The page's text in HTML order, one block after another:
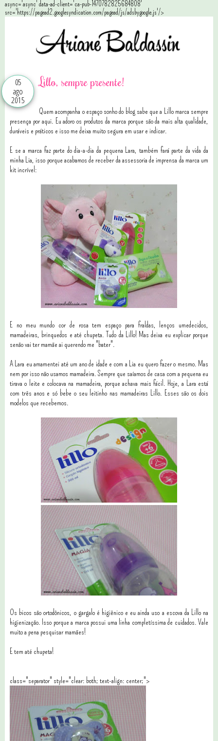
async='async' data-ad-client='ca-pub-1470782825684808'
src='https://pagead2.googlesyndication.com/pagead/js/adsbygoogle.js'/>
05
ago
2015
Lillo, sempre presente!
Quem acompanha o espaço sonho do blog sabe que a Lillo marca sempre
presença por aqui. Eu adoro os produtos da marca porque são da mais alta qualidade,
duráveis e práticos e isso me deixa muito segura em usar e indicar.
E se a marca faz parte do dia-a-dia da pequena Lara, também fará parte da vida da
minha Lia, isso porque acabamos de receber da assessoria de imprensa da marca um
kit incrível:
E no meu mundo cor de rosa tem espaço para fraldas, lenços umedecidos,
mamadeiras, brinquedos e até chupeta. Tudo da Lillo! Mas deixa eu explicar porque
senão vai ter mamãe ai querendo me "bater".
A Lara eu amamentei até um ano de idade e com a Lia eu quero fazer o mesmo. Mas
nem por isso não usamos mamadeira. Sempre que saíamos de casa com a pequena eu
tirava o leite e colocava na mamadeira, porque achava mais fácil. Hoje, a Lara está
com três anos e só bebe o seu leitinho nas mamadeiras Lillo. Esses são os dois
modelos que recebemos.
Os bicos são ortodônicos, o gargalo é higiênico e eu ainda uso a escova da Lillo na
higienização. Isso porque a marca possui uma linha completíssima de cuidados. Vale
muito a pena pesquisar mamães!
E tem até chupeta!
class="separator" style="clear: both; text-align: center;">